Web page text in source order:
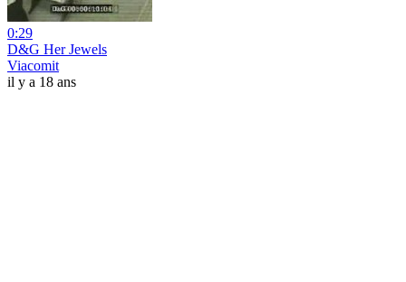
0:29
D&G Her Jewels
Viacomit
il y a 18 ans